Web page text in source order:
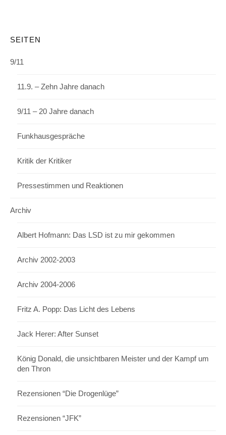
SEITEN
9/11
11.9. – Zehn Jahre danach
9/11 – 20 Jahre danach
Funkhausgespräche
Kritik der Kritiker
Pressestimmen und Reaktionen
Archiv
Albert Hofmann: Das LSD ist zu mir gekommen
Archiv 2002-2003
Archiv 2004-2006
Fritz A. Popp: Das Licht des Lebens
Jack Herer: After Sunset
König Donald, die unsichtbaren Meister und der Kampf um
den Thron
Rezensionen “Die Drogenlüge”
Rezensionen “JFK”